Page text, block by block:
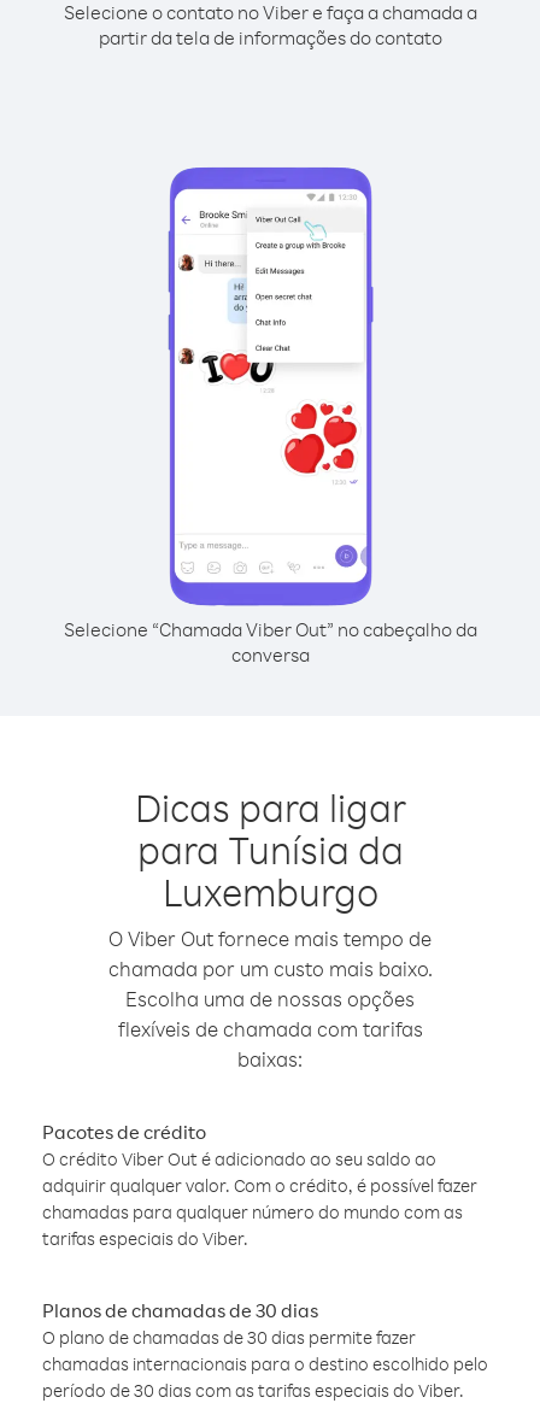
Selecione o contato no Viber e faça a chamada a
partir da tela de informações do contato
Selecione “Chamada Viber Out” no cabeçalho da
conversa
Dicas para ligar
para Tunísia da
Luxemburgo
O Viber Out fornece mais tempo de
chamada por um custo mais baixo.
Escolha uma de nossas opções
flexíveis de chamada com tarifas
baixas:
Pacotes de crédito
O crédito Viber Out é adicionado ao seu saldo ao
adquirir qualquer valor. Com o crédito, é possível fazer
chamadas para qualquer número do mundo com as
tarifas especiais do Viber.
Planos de chamadas de 30 dias
O plano de chamadas de 30 dias permite fazer
chamadas internacionais para o destino escolhido pelo
período de 30 dias com as tarifas especiais do Viber.